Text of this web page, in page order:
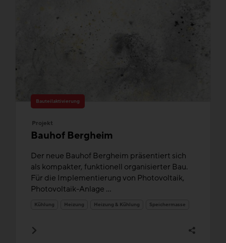
Bauteilaktivierung
Projekt
Bauhof Bergheim
Der neue Bauhof Bergheim präsentiert sich
als kompakter, funktionell organisierter Bau.
Für die Implementierung von Photovoltaik,
Photovoltaik-Anlage ...
Kühlung Heizung Heizung & Kühlung Speichermasse